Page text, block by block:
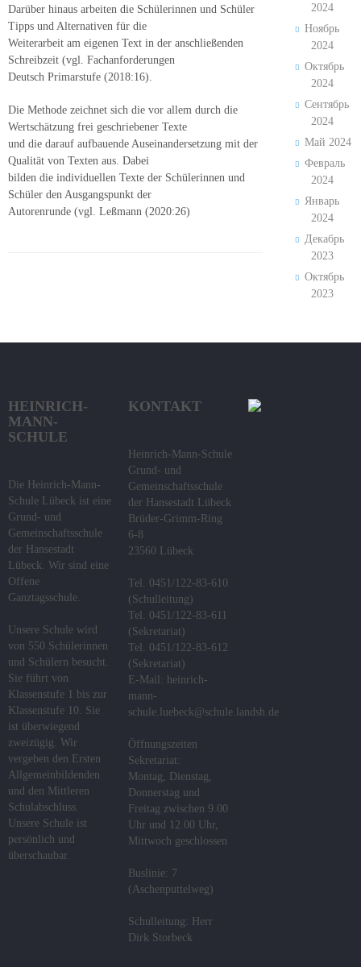
Darüber hinaus arbeiten die Schülerinnen und Schüler
Tipps und Alternativen für die
Weiterarbeit am eigenen Text in der anschließenden
Schreibzeit (vgl. Fachanforderungen
Deutsch Primarstufe (2018:16).
Die Methode zeichnet sich die vor allem durch die
Wertschätzung frei geschriebener Texte
und die darauf aufbauende Auseinandersetzung mit der
Qualität von Texten aus. Dabei
bilden die individuellen Texte der Schülerinnen und
Schüler den Ausgangspunkt der
Autorenrunde (vgl. Leßmann (2020:26)
2024
Ноябрь
2024
Октябрь
2024
Сентябрь
2024
Май 2024
Февраль
2024
Январь
2024
Декабрь
2023
Октябрь
2023
HEINRICH-
MANN-
SCHULE
Die Heinrich-Mann-
Schule Lübeck ist eine
Grund- und
Gemeinschaftsschule
der Hansestadt
Lübeck. Wir sind eine
Offene
Ganztagsschule.
Unsere Schule wird
von 550 Schülerinnen
und Schülern besucht.
Sie führt von
Klassenstufe 1 bis zur
Klassenstufe 10. Sie
ist überwiegend
zweizügig. Wir
vergeben den Ersten
Allgemeinbildenden
und den Mittleren
Schulabschluss.
Unsere Schule ist
persönlich und
überschaubar.
KONTAKT
Heinrich-Mann-Schule
Grund- und
Gemeinschaftsschule
der Hansestadt Lübeck
Brüder-Grimm-Ring
6-8
23560 Lübeck
Tel. 0451/122-83-610
(Schulleitung)
Tel. 0451/122-83-611
(Sekretariat)
Tel. 0451/122-83-612
(Sekretariat)
E-Mail: heinrich-
mann-
schule.luebeck@schule.landsh.de
Öffnungszeiten
Sekretariat:
Montag, Dienstag,
Donnerstag und
Freitag zwischen 9.00
Uhr und 12.00 Uhr,
Mittwoch geschlossen
Buslinie: 7
(Aschenputtelweg)
Schulleitung: Herr
Dirk Storbeck